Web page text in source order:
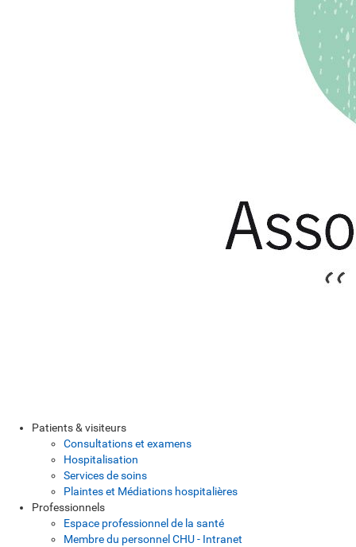
Patients & visiteurs
Consultations et examens
Hospitalisation
Services de soins
Plaintes et Médiations hospitalières
Professionnels
Espace professionnel de la santé
Membre du personnel CHU - Intranet